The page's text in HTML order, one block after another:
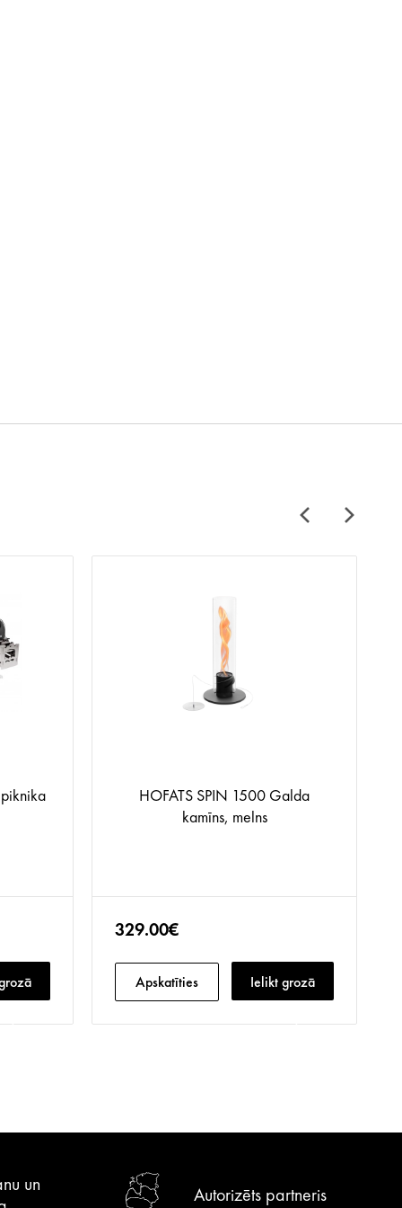
HOFATS SPIN 1500 Galda
kamīns, melns
329.00€
Apskatīties Ielikt grozā
un
Autorizēts partneris